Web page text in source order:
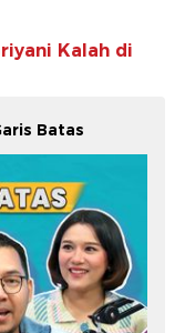
Kalah di
Batas